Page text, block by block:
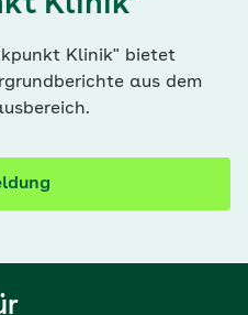
Klinik" bietet
aus dem